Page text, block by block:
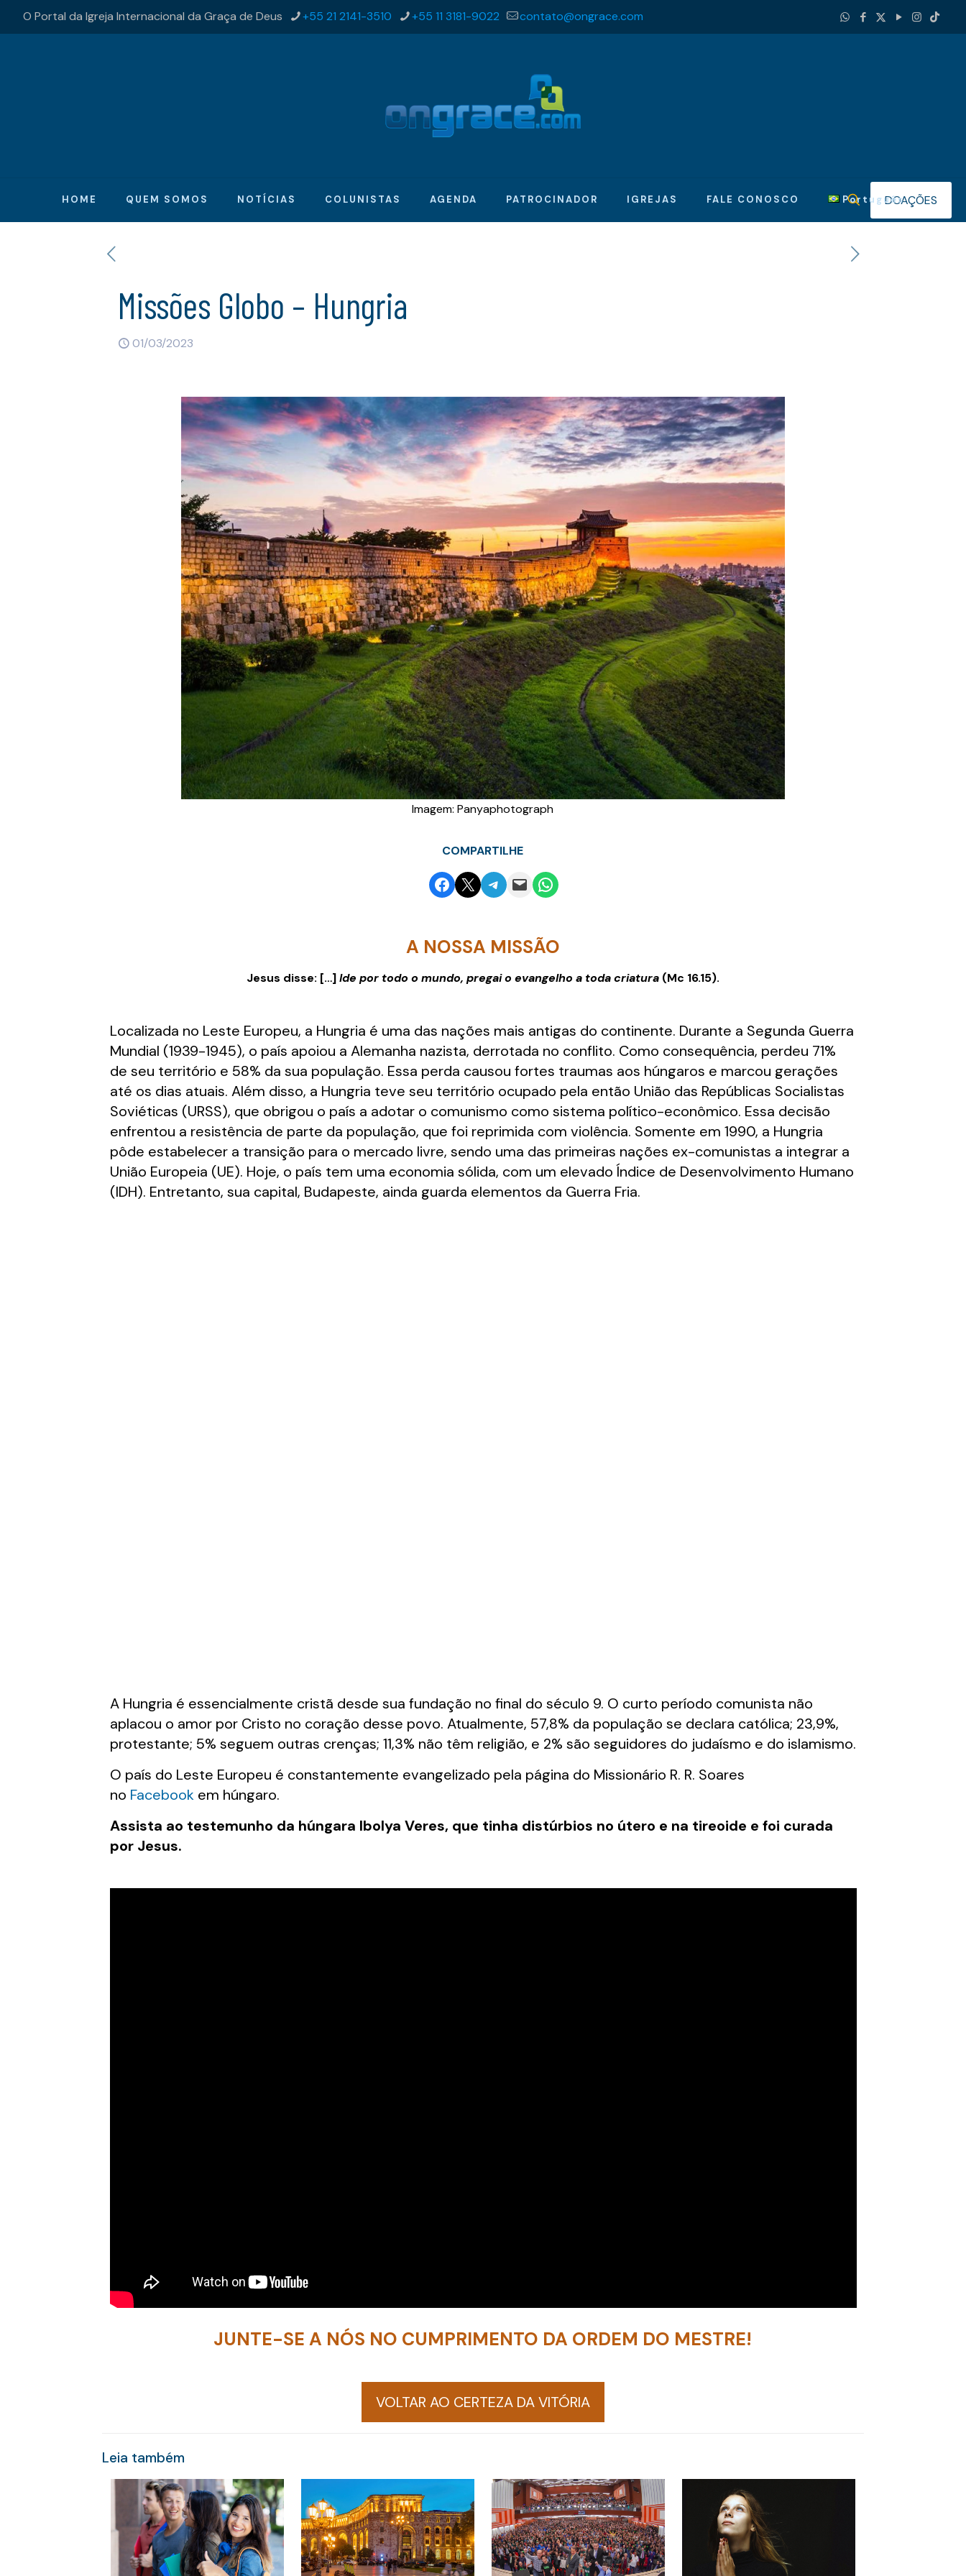
O Portal da Igreja Internacional da Graça de Deus +55 21 2141-3510 +55 11 3181-9022 contato@ongrace.com
HOME QUEM SOMOS NOTÍCIAS COLUNISTAS AGENDA PATROCINADOR IGREJAS FALE CONOSCO PortuguêsDOAÇÕES
Missões Globo – Hungria
01/03/2023
Imagem: Panyaphotograph
COMPARTILHE
Share on Facebook
Email this PageShare on Telegram
Email this PageShare on WhatsApp
A NOSSA MISSÃO
Jesus disse: […]Ide por todo o mundo, pregai o evangelho a toda criatura(Mc 16.15).
Localizada no Leste Europeu, a Hungria é uma das nações mais antigas do continente. Durante a Segunda Guerra
Mundial (1939-1945), o país apoiou a Alemanha nazista, derrotada no conflito. Como consequência, perdeu 71%
de seu território e 58% da sua população. Essa perda causou fortes traumas aos húngaros e marcou gerações
até os dias atuais. Além disso, a Hungria teve seu território ocupado pela então União das Repúblicas Socialistas
Soviéticas (URSS), que obrigou o país a adotar o comunismo como sistema político-econômico. Essa decisão
enfrentou a resistência de parte da população, que foi reprimida com violência. Somente em 1990, a Hungria
pôde estabelecer a transição para o mercado livre, sendo uma das primeiras nações ex-comunistas a integrar a
União Europeia (UE). Hoje, o país tem uma economia sólida, com um elevado Índice de Desenvolvimento Humano
(IDH). Entretanto, sua capital, Budapeste, ainda guarda elementos da Guerra Fria.
A Hungria é essencialmente cristã desde sua fundação no final do século 9. O curto período comunista não
aplacou o amor por Cristo no coração desse povo. Atualmente, 57,8% da população se declara católica; 23,9%,
protestante; 5% seguem outras crenças; 11,3% não têm religião, e 2% são seguidores do judaísmo e do islamismo.
O país do Leste Europeu é constantemente evangelizado pela página do Missionário R. R. Soares
no Facebookem húngaro.
Assista ao testemunho da húngara Ibolya Veres, que tinha distúrbios no útero e na tireoide e foi curada
por Jesus.
JUNTE-SE A NÓS NO CUMPRIMENTO DA ORDEM DO MESTRE!
VOLTAR AO CERTEZA DA VITÓRIA
Leia também